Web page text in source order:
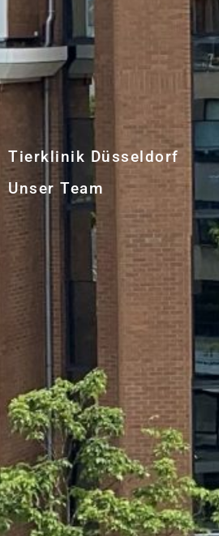
Tierklinik Düsseldorf
Unser Team